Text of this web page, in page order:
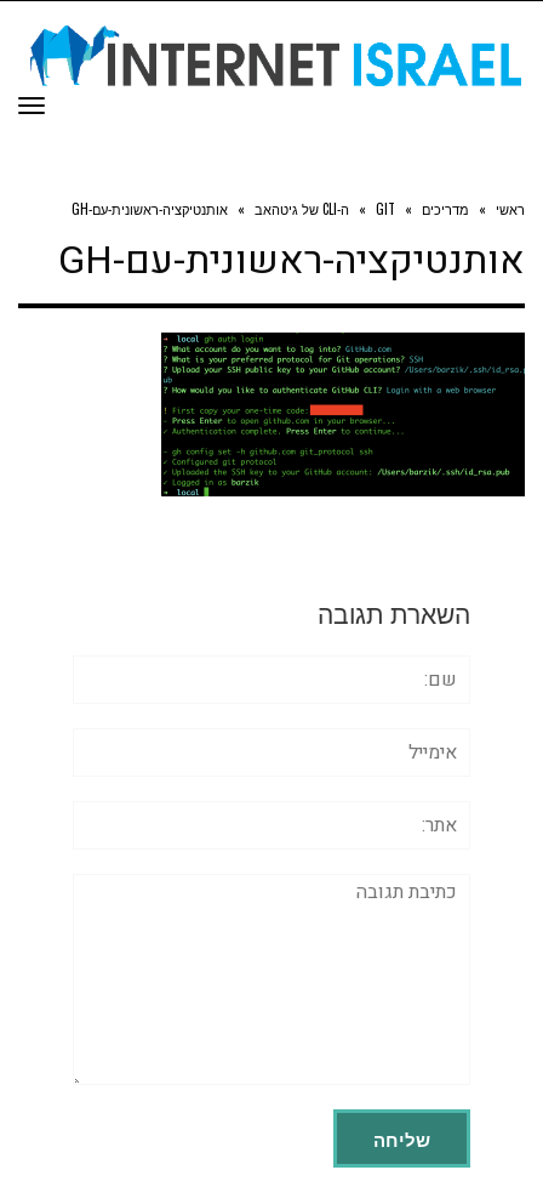
ראשי » מדריכים »
GIT
» ה-CLI של גיטהאב » אותנטיקציה-ראשונית-עם-GH
אותנטיקציה-ראשונית-עם-GH
השארת תגובה
תגובה